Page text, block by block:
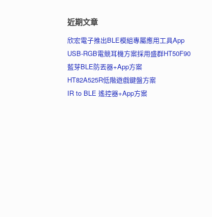
近期文章
欣宏電子推出BLE模組專屬應用工具App
USB-RGB電競耳機方案採用盛群HT50F90
藍芽BLE防丟器+App方案
HT82A525R低階遊戲鍵盤方案
IR to BLE 遙控器+App方案